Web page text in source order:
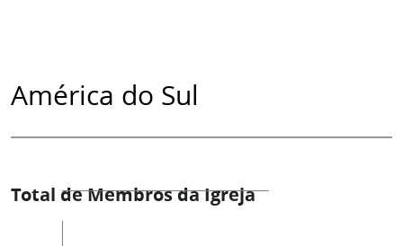
América do Sul
Total de Membros da Igreja